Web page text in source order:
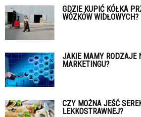
GDZIE KUPIĆ KÓŁKA
WÓZKÓW WIDŁOWYCH?
JAKIE MAMY RODZAJE
MARKETINGU?
CZY MOŻNA JEŚĆ
LEKKOSTRAWNEJ?